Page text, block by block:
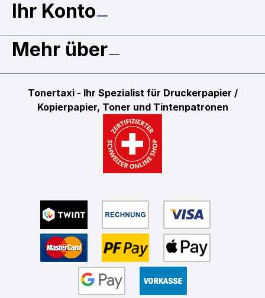
Ihr Konto
Mehr über
Tonertaxi - Ihr Spezialist für Druckerpapier /
Kopierpapier, Toner und Tintenpatronen